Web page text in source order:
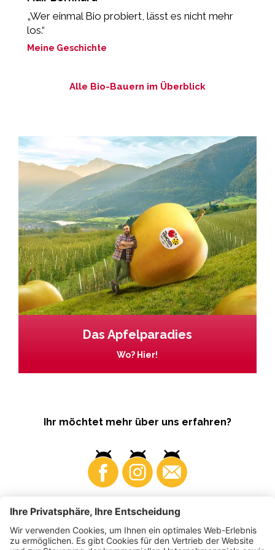
„Wer einmal Bio probiert, lässt es nicht mehr
los.“
Meine Geschichte
Alle Bio-Bauern im Überblick
Das Apfelparadies
Wo? Hier!
Ihr möchtet mehr über uns erfahren?
Business Produzenten